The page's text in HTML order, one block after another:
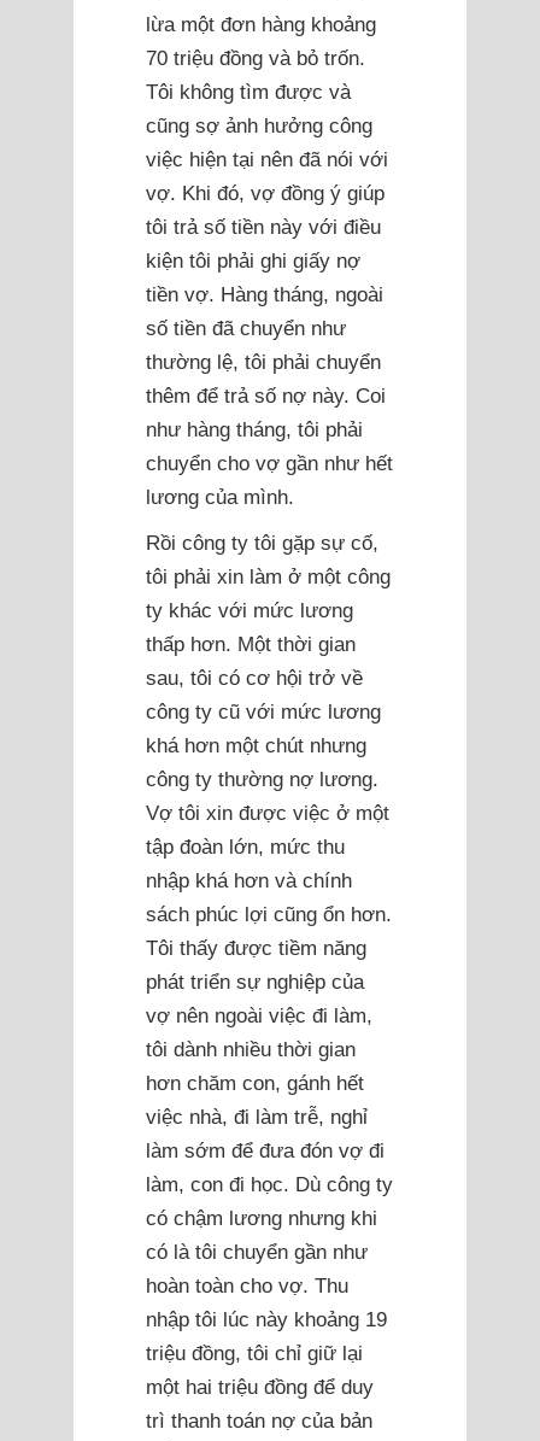
lừa một đơn hàng khoảng
70 triệu đồng và bỏ trốn.
Tôi không tìm được và
cũng sợ ảnh hưởng công
việc hiện tại nên đã nói với
vợ. Khi đó, vợ đồng ý giúp
tôi trả số tiền này với điều
kiện tôi phải ghi giấy nợ
tiền vợ. Hàng tháng, ngoài
số tiền đã chuyển như
thường lệ, tôi phải chuyển
thêm để trả số nợ này. Coi
như hàng tháng, tôi phải
chuyển cho vợ gần như hết
lương của mình.
Rồi công ty tôi gặp sự cố,
tôi phải xin làm ở một công
ty khác với mức lương
thấp hơn. Một thời gian
sau, tôi có cơ hội trở về
công ty cũ với mức lương
khá hơn một chút nhưng
công ty thường nợ lương.
Vợ tôi xin được việc ở một
tập đoàn lớn, mức thu
nhập khá hơn và chính
sách phúc lợi cũng ổn hơn.
Tôi thấy được tiềm năng
phát triển sự nghiệp của
vợ nên ngoài việc đi làm,
tôi dành nhiều thời gian
hơn chăm con, gánh hết
việc nhà, đi làm trễ, nghỉ
làm sớm để đưa đón vợ đi
làm, con đi học. Dù công ty
có chậm lương nhưng khi
có là tôi chuyển gần như
hoàn toàn cho vợ. Thu
nhập tôi lúc này khoảng 19
triệu đồng, tôi chỉ giữ lại
một hai triệu đồng để duy
trì thanh toán nợ của bản